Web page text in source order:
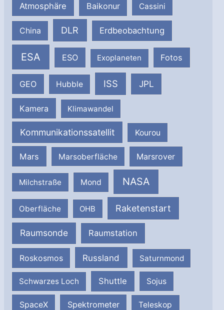
Atmosphäre Baikonur Cassini
China DLR Erdbeobachtung
ESA ESO Exoplaneten Fotos
GEO Hubble ISS JPL
Kamera Klimawandel
Kommunikationssatellit Kourou
Mars Marsoberfläche Marsrover
Milchstraße Mond NASA
Oberfläche OHB Raketenstart
Raumsonde Raumstation
Roskosmos Russland Saturnmond
Schwarzes Loch Shuttle Sojus
SpaceX Spektrometer Teleskop